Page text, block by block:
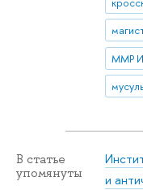
ММР
В статье
упомянуты
и